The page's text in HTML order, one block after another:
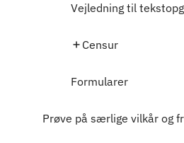
Vejledning til
Censur
Formularer
Prøve på særlige vilkår og